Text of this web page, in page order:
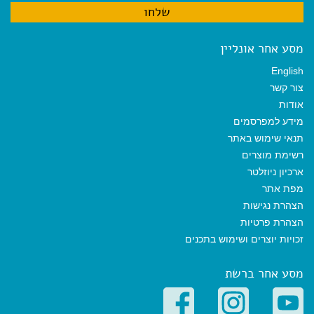
מסע אחר אונליין
English
צור קשר
אודות
מידע למפרסמים
תנאי שימוש באתר
רשימת מוצרים
ארכיון ניוזלטר
מפת אתר
הצהרת נגישות
הצהרת פרטיות
זכויות יוצרים ושימוש בתכנים
מסע אחר ברשת